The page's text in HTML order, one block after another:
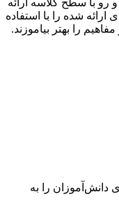
ارائه شده را با استفاده
را بهتر بیاموزند.
دانش‌آموزان را به